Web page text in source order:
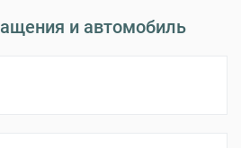
и автомобиль